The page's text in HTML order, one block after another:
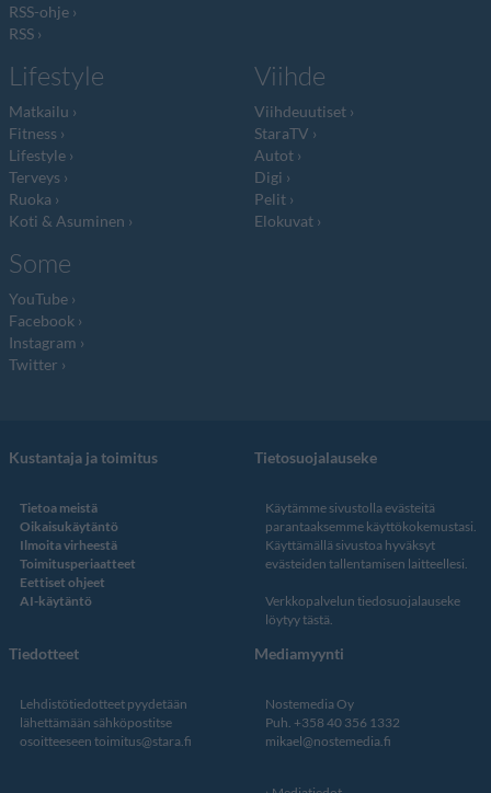
RSS-ohje
RSS
Lifestyle
Matkailu
Fitness
Lifestyle
Terveys
Ruoka
Koti & Asuminen
Viihde
Viihdeuutiset
StaraTV
Autot
Digi
Pelit
Elokuvat
Some
YouTube
Facebook
Instagram
Twitter
Kustantaja ja toimitus
Tietoa meistä
Oikaisukäytäntö
Ilmoita virheestä
Toimitusperiaatteet
Eettiset ohjeet
AI-käytäntö
Tietosuojalauseke
Käytämme sivustolla evästeitä
parantaaksemme käyttökokemustasi.
Käyttämällä sivustoa hyväksyt
evästeiden tallentamisen laitteellesi.
Verkkopalvelun tiedosuojalauseke
löytyy tästä
Tiedotteet
Lehdistötiedotteet pyydetään
lähettämään sähköpostitse
osoitteeseen toimitus@stara.fi
Mediamyynti
Nostemedia Oy
Puh. +358 40 356 1332
mikael@nostemedia.fi